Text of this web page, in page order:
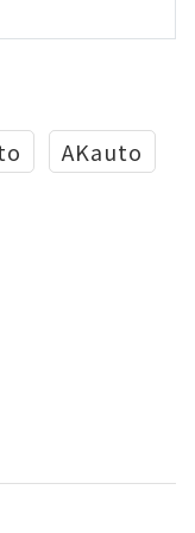
AKauto